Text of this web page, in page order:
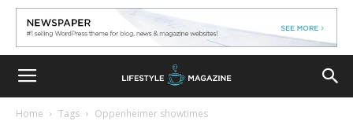
Home Tags Oppenheimer showtimes